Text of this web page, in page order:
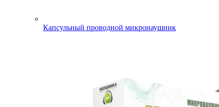
Капсульный проводной микронаушник